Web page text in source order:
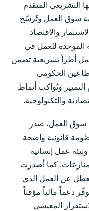
التشريعي المتقدم
سوق العمل وتُرسّخ
والاقتصاد
الموحدة للعمل في
أطراً تشريعية تضمن
الحكومي
وتُواكب أنماط
والتكنولوجية.
سوق العمل، صدر
قانونية واضحة
عمل إنسانية
كما أصدرت
عن العمل الذي
دعماً مالياً مؤقتاً
المعيشي